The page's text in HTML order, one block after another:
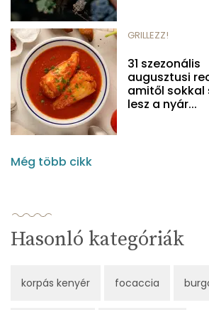
GRILLEZZ!
31 szezonális
augusztusi
amitől sokkal
lesz a nyár...
Még több cikk
Hasonló kategóriák
korpás kenyér focaccia